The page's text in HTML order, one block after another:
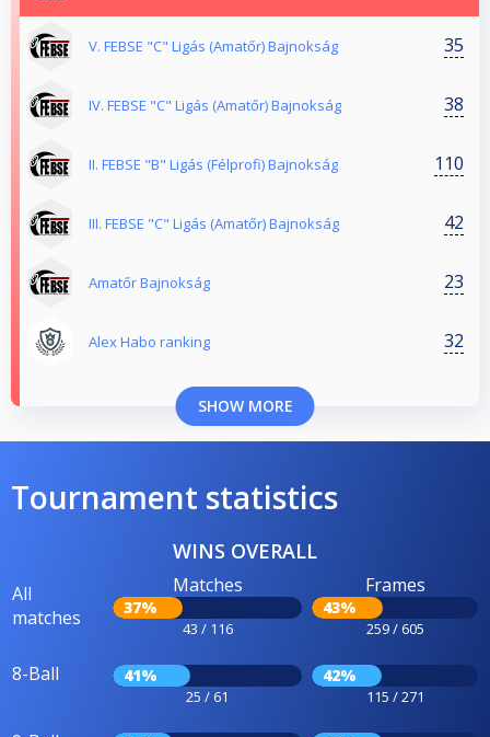
V. FEBSE "C" Ligás (Amatőr) Bajnokság 35
IV. FEBSE "C" Ligás (Amatőr) Bajnokság 38
II. FEBSE "B" Ligás (Félprofi) Bajnokság 110
III. FEBSE "C" Ligás (Amatőr) Bajnokság 42
Amatőr Bajnokság 23
Alex Habo ranking 32
SHOW MORE
Tournament statistics
WINS OVERALL
All
matches
Matches
37%
43 / 116
Frames
43%
259 / 605
8-Ball 41%
25 / 61
42%
115 / 271